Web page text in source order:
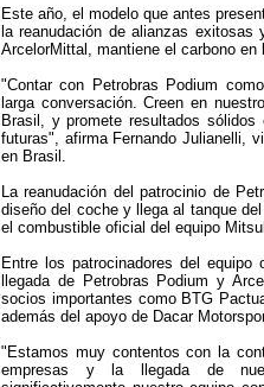
Este año, el modelo que antes
la reanudación de alianzas
ArcelorMittal, mantiene el carbono
"Contar con Petrobras Podium
larga conversación. Creen en
Brasil, y promete resultados
futuras", afirma Fernando Julianelli,
en Brasil.
La reanudación del patrocinio de
diseño del coche y llega al tanque
el combustible oficial del equipo
Entre los patrocinadores del
llegada de Petrobras Podium y
socios importantes como BTG
además del apoyo de Dacar
"Estamos muy contentos con la
empresas y la llegada de